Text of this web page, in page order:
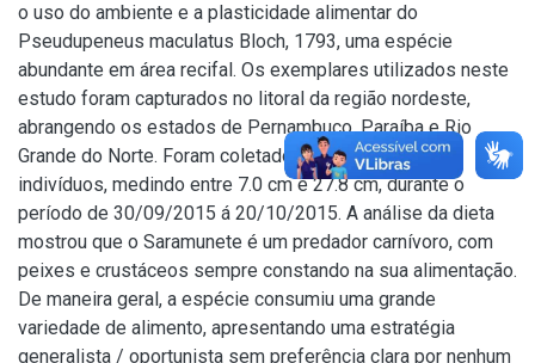
o uso do ambiente e a plasticidade alimentar do
Pseudupeneus maculatus Bloch, 1793, uma espécie
abundante em área recifal. Os exemplares utilizados neste
estudo foram capturados no litoral da região nordeste,
abrangendo os estados de Pernambuco, Paraíba e Rio
Grande do Norte. Foram coletados um total de 56
indivíduos, medindo entre 7.0 cm e 27.8 cm, durante o
período de 30/09/2015 á 20/10/2015. A análise da dieta
mostrou que o Saramunete é um predador carnívoro, com
peixes e crustáceos sempre constando na sua alimentação.
De maneira geral, a espécie consumiu uma grande
variedade de alimento, apresentando uma estratégia
generalista / oportunista sem preferência clara por nenhum